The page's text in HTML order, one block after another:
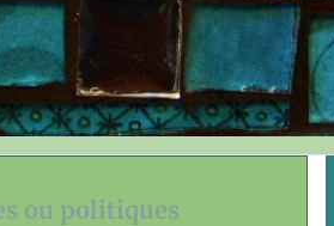
ou politiques